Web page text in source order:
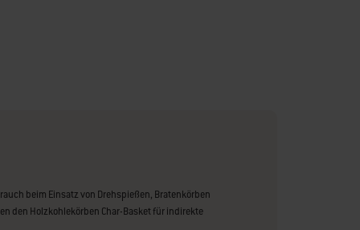
beim Einsatz von Drehspießen, Bratenkörben
den Holzkohlekörben Char-Basket für indirekte